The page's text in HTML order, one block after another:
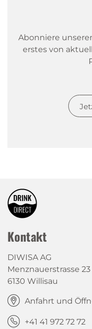
Abonniere
erstes von
Kontakt
DIWISA AG
Menznauerstrasse 23
6130 Willisau
Anfahrt und
+41 41 972 72 72